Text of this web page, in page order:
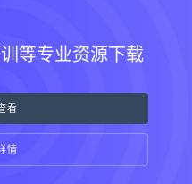
等专业资源下载
看
情